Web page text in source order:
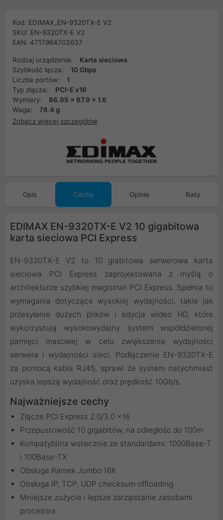
Kod: EDIMAX_EN-9320TX-E V2
SKU: EN-9320TX-E V2
EAN: 4717964703637
Rodzaj urządzenia:
Karta sieciowa
Szybkość łącza:
10 Gbps
Liczba portów:
1
Typ złącza:
PCI-E x16
Wymiary:
86.95 x 67.9 x 1.6
Waga:
78.4 g
Zobacz więcej szczegółów
Opis Cechy Opinie Raty
EDIMAX EN-9320TX-E V2 10 gigabitowa
karta sieciowa PCI Express
EN-9320TX-E V2 to 10 giabitowa serwerowa karta
sieciowa PCI Express zaprojektowana z myślą o
architekturze szybkiej magistrali PCI Express. Spełnia to
wymagania dotyczące wysokiej wydajności, takie jak
przesyłanie dużych plików i edycja wideo HD, które
wykorzystują wysokowydajny system współdzielonej
pamięci masowej w celu zwiększenia wydajności
serwera i wydajności sieci. Podłączenie EN-9320TX-E
za pomocą kabla RJ45, sprawi że system natychmiast
uzyska lepszą wydajność oraz prędkość 10Gb/s.
Najważniejsze cechy
Złącze PCI Express 2.0/3.0 x16
Przepustowość 10 gigabitów, na odległośc do 100m
Kompatybilna wstecznie ze standardami: 1000Base-T
i 100Base-TX
Obsługa Ramek Jumbo 16K
Obsługa IP, TCP, UDP checksum offloading
Mniejsze zużycie i lepsze zarządzanie zasobami
procesora